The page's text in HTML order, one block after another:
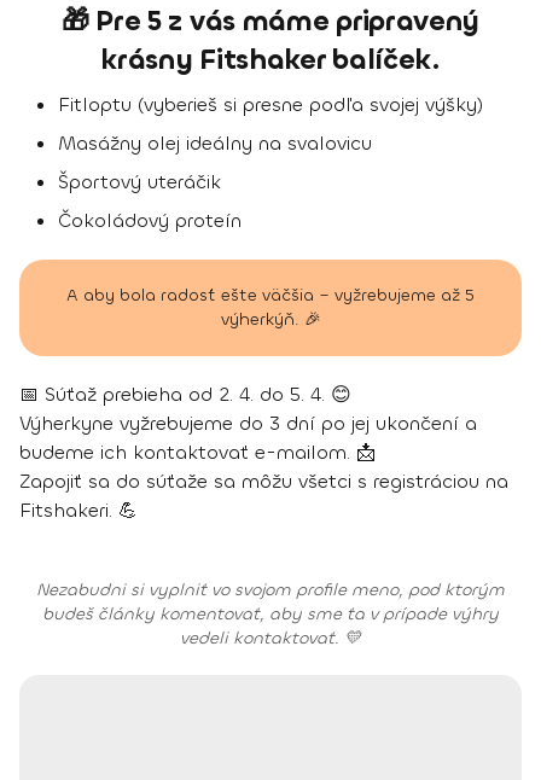
🎁 Pre 5 z vás máme pripravený
krásny Fitshaker balíček.
Fitloptu (vyberieš si presne podľa svojej výšky)
Masážny olej ideálny na svalovicu
Športový uteráčik
Čokoládový proteín
A aby bola radosť ešte väčšia – vyžrebujeme až 5
výherkýň. 🎉
📅 Súťaž prebieha od 2. 4. do 5. 4. 😊
Výherkyne vyžrebujeme do 3 dní po jej ukončení a
budeme ich kontaktovať e-mailom. 📩
Zapojiť sa do súťaže sa môžu všetci s registráciou na
Fitshakeri. 💪
Nezabudni si vyplniť vo svojom profile meno, pod ktorým
budeš články komentovať, aby sme ťa v prípade výhry
vedeli kontaktovať. 💛